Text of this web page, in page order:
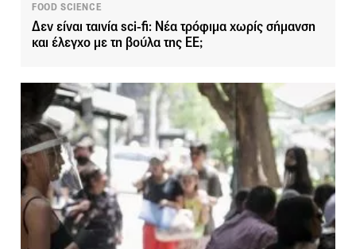
FOOD SCIENCE
Δεν είναι ταινία sci-fi: Νέα τρόφιμα χωρίς σήμανση
και έλεγχο με τη βούλα της ΕΕ;